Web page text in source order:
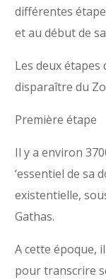
différentes
et au début de
Les deux
disparaître du
Première étape
Il y a environ
‘essentiel de sa
existentielle,
Gathas.
A cette époque,
pour transcrire